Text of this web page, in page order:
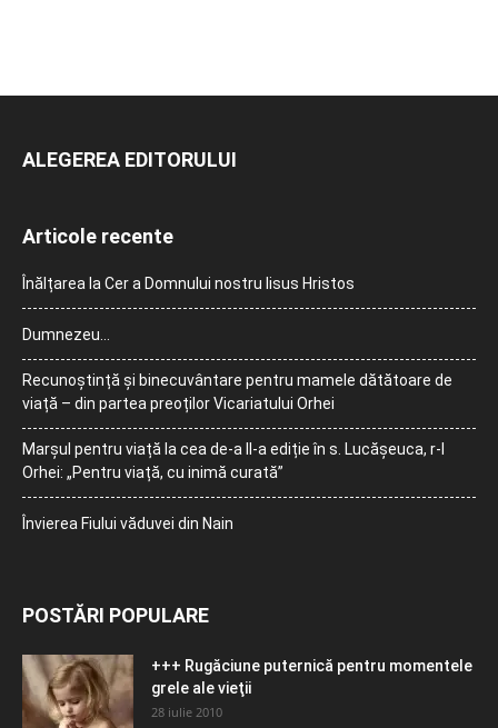
ALEGEREA EDITORULUI
Articole recente
Înălțarea la Cer a Domnului nostru Iisus Hristos
Dumnezeu…
Recunoștință și binecuvântare pentru mamele dătătoare de
viață – din partea preoților Vicariatului Orhei
Marșul pentru viață la cea de-a II-a ediție în s. Lucășeuca, r-l
Orhei: „Pentru viață, cu inimă curată”
Învierea Fiului văduvei din Nain
POSTĂRI POPULARE
+++ Rugăciune puternică pentru momentele
grele ale vieţii
28 iulie 2010